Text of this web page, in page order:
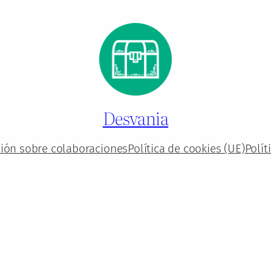
Desvania
sobre colaboracionesPolítica de cookies (UE)